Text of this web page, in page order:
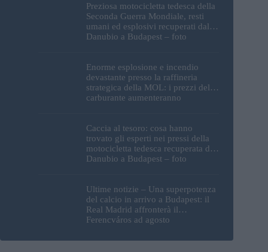
Preziosa motocicletta tedesca della
Seconda Guerra Mondiale, resti
umani ed esplosivi recuperati dal
Danubio a Budapest – foto
Enorme esplosione e incendio
devastante presso la raffineria
strategica della MOL: i prezzi del
carburante aumenteranno
Caccia al tesoro: cosa hanno
trovato gli esperti nei pressi della
motocicletta tedesca recuperata dal
Danubio a Budapest – foto
Ultime notizie – Una superpotenza
del calcio in arrivo a Budapest: il
Real Madrid affronterà il
Ferencváros ad agosto